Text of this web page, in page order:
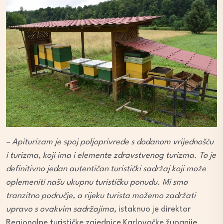
– Apiturizam je spoj poljoprivrede s dodanom vrijednošću
i turizma, koji ima i elemente zdravstvenog turizma. To je
definitivno jedan autentičan turistički sadržaj koji može
oplemeniti našu ukupnu turističku ponudu. Mi smo
tranzitno područje, a rijeku turista možemo zadržati
upravo s ovakvim sadržajima, istaknuo je direktor